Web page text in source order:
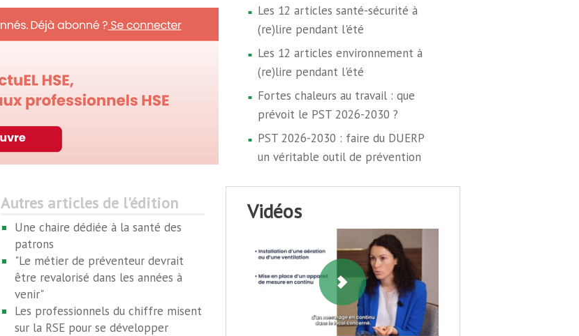
Autres articles de l'édition
Une chaire dédiée à la santé des
patrons
"Le métier de préventeur devrait
être revalorisé dans les années à
venir"
Les professionnels du chiffre misent
sur la RSE pour se développer
Les 12 articles santé-sécurité à
(re)lire pendant l'été
Les 12 articles environnement à
(re)lire pendant l'été
Fortes chaleurs au travail : que
prévoit le PST 2026-2030 ?
PST 2026-2030 : faire du DUERP
un véritable outil de prévention
vidéos